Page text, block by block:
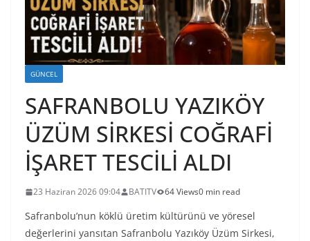
GÜNCEL
SAFRANBOLU YAZIKÖY
ÜZÜM SİRKESİ COĞRAFİ
İŞARET TESCİLİ ALDI
23 Haziran 2026 09:04 BATITV 64 Views0 min read
Safranbolu’nun köklü üretim kültürünü ve yöresel
değerlerini yansıtan Safranbolu Yazıköy Üzüm Sirkesi,